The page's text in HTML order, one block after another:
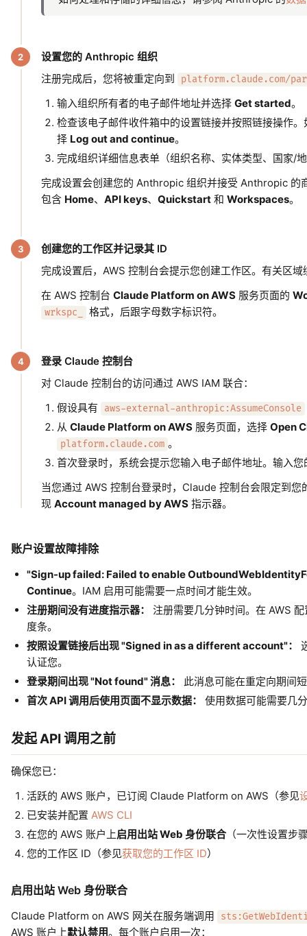
设置您的 Anthropic 组织
注册完成后，您将被重定向到
platform.claude.com/
输入组织所有者的电子邮件地址并选择 Get started。
检查该电子邮件收件箱中的设置链接并按照链接操作
择 Log out and continue。
完成组织详细信息表单（组织名称、实体类型、国家/
完成设置会创建您的 Anthropic 组织并接受 Anthropic 的
包含 Home、 API keys、 Quickstart 和 Workspaces。
创建您的工作区并记录其 ID
完成设置后，AWS 控制台会提示您创建工作区。有关区
在 AWS 控制台 Claude Platform on AWS 服务页面的
wrkspc_ 格式，后跟字母数字标识符。
登录 Claude 控制台
对 Claude 控制台的访问通过 AWS IAM 联合：
假设具有
aws-external-anthropic:AssumeConsole
从 Claude Platform on AWS服务页面，选择 Open
platform.claude.com 。
首次登录时，系统会提示您输入电子邮件地址。输入
当您通过 AWS 控制台登录时，Claude 控制台会限定到
现 Account managed by AWS 指示器。
账户设置故障排除
"Sign-up failed: Failed to enable
Continue。IAM 启用可能需要一点时间才能生效。
注册期间没有进度指示器：
注册需要几分钟时间。在 AWS
度条。
按照设置链接后出现 "Signed in as a different account"：
认证您。
登录期间出现 "Not found" 消息：
此消息可能在重定向期间
首次 API 调用后使用页面不显示数据：
使用数据可能需要几
发起 API 调用之前
确保您已：
活跃的 AWS 账户，已订阅 Claude Platform on AWS（参见
已安装并配置 AWS CLI
在您的 AWS 账户上启用出站 Web 身份联合（一次性设置步
您的工作区 ID（参见获取您的工作区 ID）
启用出站 Web 身份联合
Claude Platform on AWS 网关在服务端调用
AWS 账户上默认禁用。每个账户启用一次：